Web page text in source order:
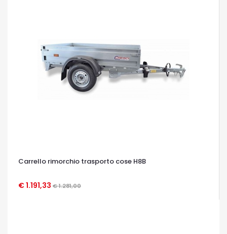
Carrello rimorchio trasporto cose H8B
€ 1.191,33 € 1.281,00
OCCHIATA VELOCE